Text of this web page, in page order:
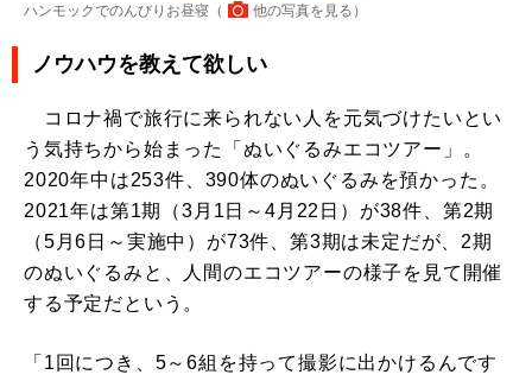
ハンモックでのんびりお昼寝（ 他の写真を見る ）
ノウハウを教えて欲しい
コロナ禍で旅行に来られない人を元気づけたいとい
う気持ちから始まった「ぬいぐるみエコツアー」。
2020年中は253件、390体のぬいぐるみを預かった。
2021年は第1期（3月1日～4月22日）が38件、第2期
（5月6日～実施中）が73件、第3期は未定だが、2期
のぬいぐるみと、人間のエコツアーの様子を見て開催
する予定だという。
「1回につき、5～6組を持って撮影に出かけるんです